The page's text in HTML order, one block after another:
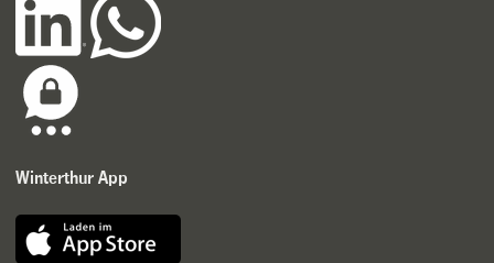
Winterthur App